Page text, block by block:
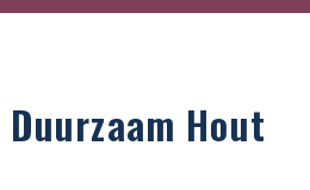
Hout